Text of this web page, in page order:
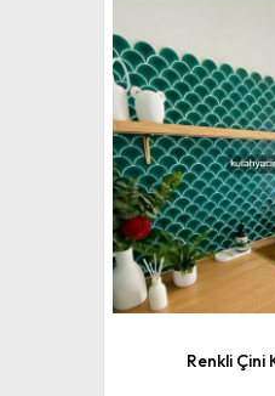
Renkli